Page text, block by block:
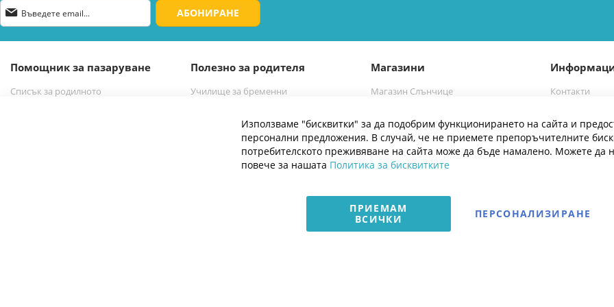
Абонирай
се
бюлетин:
АБОНИРАНЕ
Помощник за пазаруване
Списък за родилното
Полезно за родителя
Училище за бременни
Магазини
Магазин Слънчице
Контакти
Блог
Използваме "бисквитки" за да подобрим функционирането на сайта и
персонални предложения. В случай, че не приемете препоръчителните
потребителското преживяване на сайта може да бъде намалено. Можете да
повече за нашата Политика за бисквитките
ПРИЕМАМ
ВСИЧКИ
ПЕРСОНАЛИЗИРАНЕ